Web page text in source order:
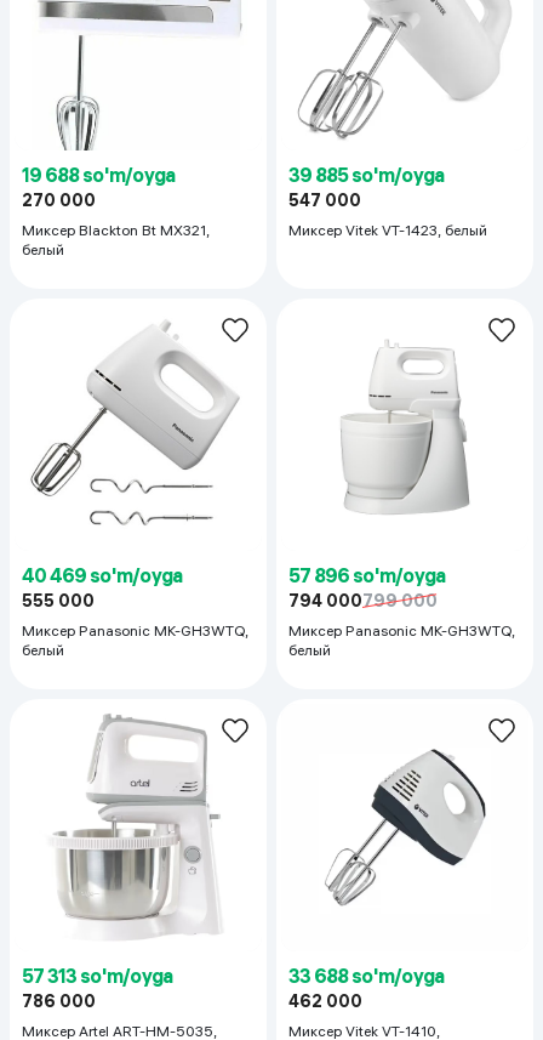
19 688 so'm/oyga
270 000
Миксер Blackton Bt MX321,
белый
39 885 so'm/oyga
547 000
Миксер Vitek VT-1423, белый
40 469 so'm/oyga
555 000
Миксер Panasonic MK-GH3WTQ,
белый
57 896 so'm/oyga
794 000799 000
Миксер Panasonic MK-GH3WTQ,
белый
57 313 so'm/oyga
786 000
Миксер Artel ART-HM-5035,
33 688 so'm/oyga
462 000
Миксер Vitek VT-1410,